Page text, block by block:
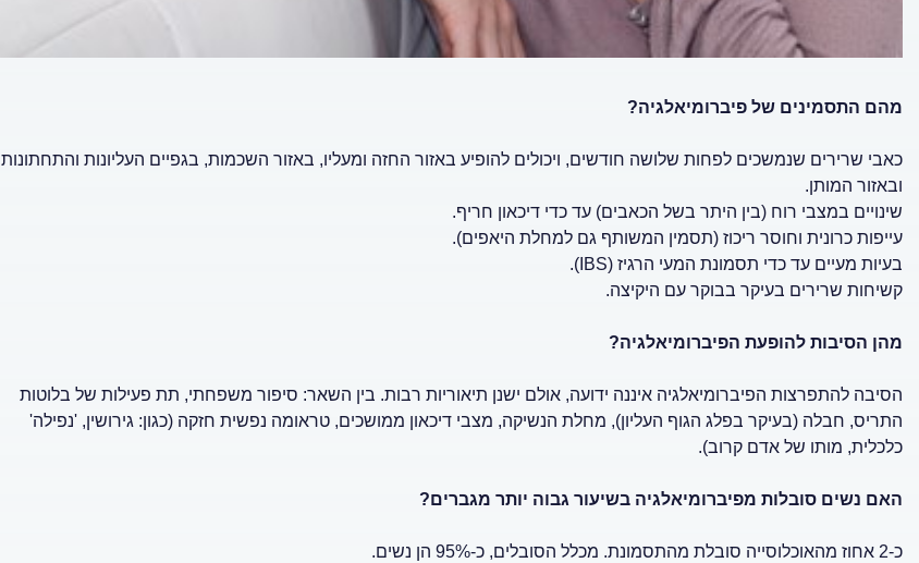
מהם התסמינים של פיברומיאלגיה?
כאבי שרירים שנמשכים לפחות שלושה חודשים, ויכולים להופיע באזור החזה ומעליו, באזור השכמות, בגפיים העליונות והתחתונות
ובאזור המותן.
שינויים במצבי רוח (בין היתר בשל הכאבים) עד כדי דיכאון חריף.
עייפות כרונית וחוסר ריכוז (תסמין המשותף גם למחלת היאפים).
בעיות מעיים עד כדי תסמונת המעי הרגיז (IBS).
קשיחות שרירים בעיקר בבוקר עם היקיצה.
מהן הסיבות להופעת הפיברומיאלגיה?
הסיבה להתפרצות הפיברומיאלגיה איננה ידועה, אולם ישנן תיאוריות רבות. בין השאר: סיפור משפחתי, תת פעילות של בלוטות
התריס, חבלה (בעיקר בפלג הגוף העליון), מחלת הנשיקה, מצבי דיכאון ממושכים, טראומה נפשית חזקה (כגון: גירושין, 'נפילה'
כלכלית, מותו של אדם קרוב).
האם נשים סובלות מפיברומיאלגיה בשיעור גבוה יותר מגברים?
כ-2 אחוז מהאוכלוסייה סובלת מהתסמונת. מכלל הסובלים, כ-95% הן נשים.